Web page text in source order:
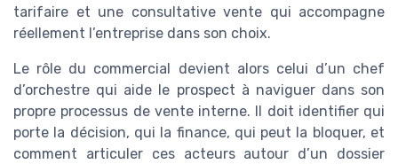
tarifaire et une consultative vente qui accompagne
réellement l’entreprise dans son choix.
Le rôle du commercial devient alors celui d’un chef
d’orchestre qui aide le prospect à naviguer dans son
propre processus de vente interne. Il doit identifier qui
porte la décision, qui la finance, qui peut la bloquer, et
comment articuler ces acteurs autour d’un dossier